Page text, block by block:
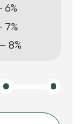
8%